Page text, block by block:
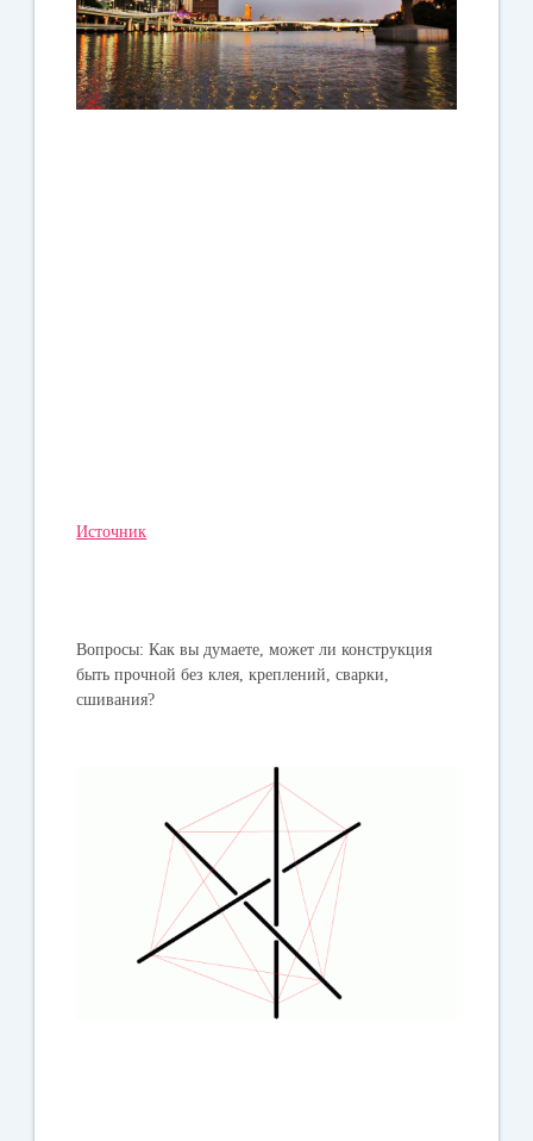
Источник
Вопросы: Как вы думаете, может ли конструкция
быть прочной без клея, креплений, сварки,
сшивания?